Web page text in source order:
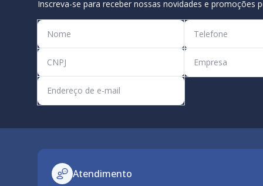
Inscreva-se para receber nossas novidades e promoções
Atendimento